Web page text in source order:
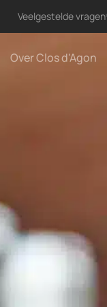
Veelgestelde vragen
Over Clos d'Agon